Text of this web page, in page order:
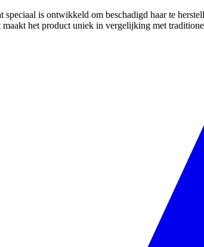
is ontwikkeld om beschadigd haar te
het product uniek in vergelijking met